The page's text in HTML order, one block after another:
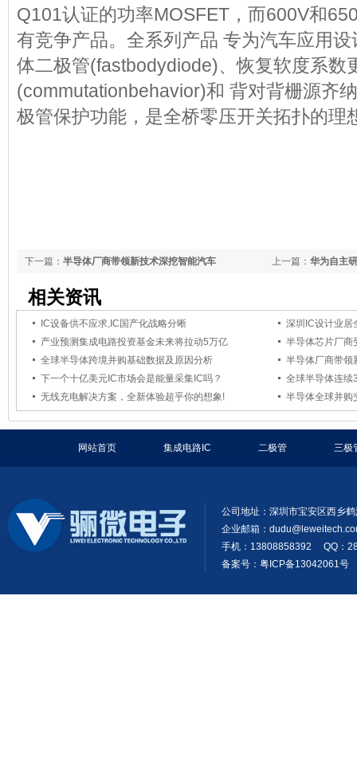
Q101认证的功率MOSFET，而600V和
有竞争产品。全系列产品 专为汽车应用
体二极管(fastbodydiode)、恢复软度系数
(commutationbehavior)和 背对背栅源齐
极管保护功能，是全桥零压开关拓扑的理
上一篇： 华为自主
下一篇： 半导体厂商带领新技术深挖智能汽车
相关资讯
IC设备供不应求,IC国产化战略分晰
深圳IC设计业居
产业预测集成电路投资基金未来将拉动5万亿
半导体芯片厂商
全球半导体跨境并购基础数据及原因分析
半导体厂商带领
下一个十亿美元IC市场会是能量采集IC吗？
全球半导体连续
无线充电解决方案，全新体验超乎你的想象!
半导体全球并购
网站首页 集成电路IC 二极管 三极
公司地址：深圳市宝安区西乡
企业邮箱：
手机：13808858392 QQ：
备案号：粤ICP备13042061号